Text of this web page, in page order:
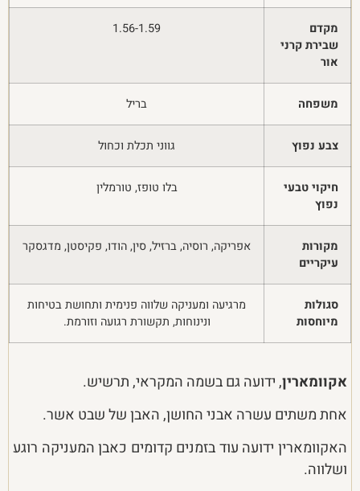
מקדם
שבירת קרני
אור
1.56-1.59
משפחה בריל
צבע נפוץ גווני תכלת וכחול
חיקוי טבעי
נפוץ
בלו טופז, טורמלין
מקורות
עיקריים
אפריקה, רוסיה, ברזיל, סין, הודו, פקיסטן, מדגסקר
סגולות
מיוחסות
מרגיעה ומעניקה שלווה פנימית ותחושת בטיחות
ונינוחות, תקשורת רגועה וזורמת.
אקוומארין, ידועה גם בשמה המקראי, תרשיש.
אחת משתים עשרה אבני החושן, האבן של שבט אשר.
האקוומארין ידועה עוד בזמנים קדומים כאבן המעניקה רוגע
ושלווה.